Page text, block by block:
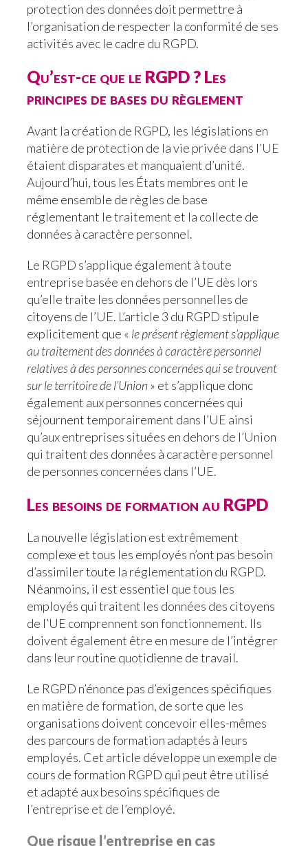
protection des données doit permettre à
l’organisation de respecter la conformité de ses
activités avec le cadre du RGPD.
Qu’est-ce que le RGPD ? Les
principes de bases du règlement
Avant la création de RGPD, les législations en
matière de protection de la vie privée dans l’UE
étaient disparates et manquaient d’unité.
Aujourd’hui, tous les États membres ont le
même ensemble de règles de base
réglementant le traitement et la collecte de
données à caractère personnel.
Le RGPD s’applique également à toute
entreprise basée en dehors de l’UE dès lors
qu’elle traite les données personnelles de
citoyens de l’UE. L’article 3 du RGPD stipule
explicitement que « le présent règlement s’applique
au traitement des données à caractère personnel
relatives à des personnes concernées qui se trouvent
sur le territoire de l’Union» et s’applique donc
également aux personnes concernées qui
séjournent temporairement dans l’UE ainsi
qu’aux entreprises situées en dehors de l’Union
qui traitent des données à caractère personnel
de personnes concernées dans l’UE.
Les besoins de formation au RGPD
La nouvelle législation est extrêmement
complexe et tous les employés n’ont pas besoin
d’assimiler toute la réglementation du RGPD.
Néanmoins, il est essentiel que tous les
employés qui traitent les données des citoyens
de l’UE comprennent son fonctionnement. Ils
doivent également être en mesure de l’intégrer
dans leur routine quotidienne de travail.
Le RGPD n’énonce pas d’exigences spécifiques
en matière de formation, de sorte que les
organisations doivent concevoir elles-mêmes
des parcours de formation adaptés à leurs
employés. Cet article développe un exemple de
cours de formation RGPD qui peut être utilisé
et adapté aux besoins spécifiques de
l’entreprise et de l’employé.
Que risque l’entreprise en cas